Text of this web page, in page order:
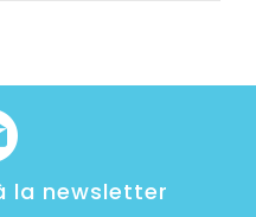
la newsletter